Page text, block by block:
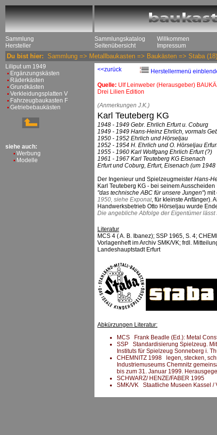
Sammlung
Hersteller
Sammlungskatalog
Seitenübersicht
Willkommen
Impressum
Du bist hier: Sammlung => Metallbaukasten => Baukästen => Staba (18)
Liliput um 1949
Ergänzungskästen
Räderkästen
Grundkästen
Verkleidungsplatten V
Fahrzeugbaukasten F
Getriebebaukästen
siehe auch:
Werbung
Modelle
<<zurück
Herstellermenü
Quelle: Ulf Leinweber (Herausgeber)
Drei Lilien Edition
(Anmerkungen J.K.)
Karl Teuteberg KG
1948 - 1949 Gebr. Ehrlich Erfurt u. Coburg
1949 - 1949 Hans-Heinz Ehrlich, vormals
1950 - 1952 Ehrlich und Hörseljau
1952 - 1954 H. Ehrlich und O. Hörseljau
1955 - 1960 Karl Wolfgang Ehrlich Erfurt (?)
1961 - 1967 Karl Teuteberg KG Eisenach
Erfurt und Coburg, Erfurt, Eisenach (um
Der Ingenieur und Spielzeugmeister Hans-
Karl Teuteberg KG - bei seinem
"das technische ABC für unsere Jungen")
1950, siehe Exponat, für kleinste Anfänger).
Handwerksbetrieb Otto Hörseljau wurde
Die angebliche Abfolge der Eigentümer
Literatur
MCS 4 ( A. B. Ibanez); SSP 1965, S. 4;
Vorlagenheft im Archiv SMK/VK; frdl.
Landeshauptstadt Erfurt
Abkürzungen Literatur:
MCS Frank Beadle (Ed.): Metal
SSP Standardisierung Spielzeug.
Instituts für Spielzeug Sonneberg i.
CHEMNITZ 1998 legen, stecken,
Industriemuseums Chemnitz
bis zum 31. Januar 1999.
SCHWARZ/ HENZE/FABER 1995
SMK/VK Staatliche Museen Kassel /